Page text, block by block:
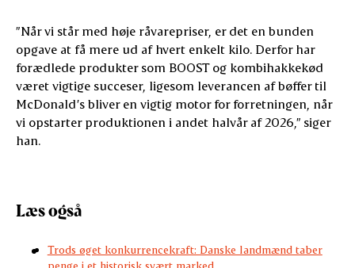
”Når vi står med høje råvarepriser, er det en bunden
opgave at få mere ud af hvert enkelt kilo. Derfor har
forædlede produkter som BOOST og kombihakkekød
været vigtige succeser, ligesom leverancen af bøffer til
McDonald’s bliver en vigtig motor for forretningen, når
vi opstarter produktionen i andet halvår af 2026,” siger
han.
Læs også
Trods øget konkurrencekraft: Danske landmænd taber
penge i et historisk svært marked